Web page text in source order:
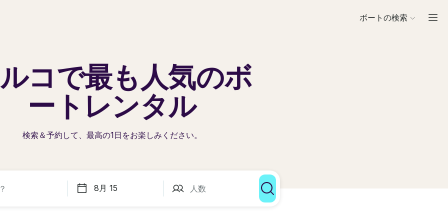
ボートの検索
コで最も人気のボ
ートレンタル
検索＆予約して、最高の1日をお楽しみください。